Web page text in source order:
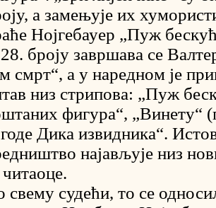
а замењује их
Нојгебауер „Пуж
броју завршава се
смрт“, а у наредном је
низ стрипова: „Пуж
фигура“, „Винету“
Дика извидника“.
најављује низ
читаоце.
свему судећи, то се